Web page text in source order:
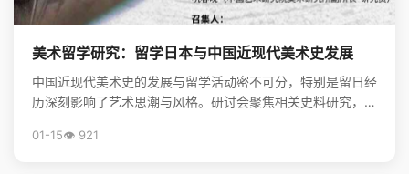
美术留学研究：留学日本与中国近现代美术史发展
中国近现代美术史的发展与留学活动密不可分，特别是留日经
历深刻影响了艺术思潮与风格。研讨会聚焦相关史料研究，揭
01-15👁️ 921